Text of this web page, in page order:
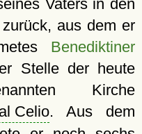
Vaters in den
aus dem er
Benediktiner
Stelle der heute
Kirche
Celio. Aus dem